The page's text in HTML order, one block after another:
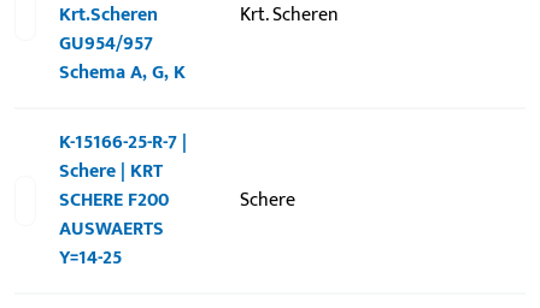
Krt.Scheren
GU954/957
Schema A, G, K
Krt. Scheren
K-15166-25-R-7 |
Schere | KRT
SCHERE F200
AUSWAERTS
Y=14-25
Schere